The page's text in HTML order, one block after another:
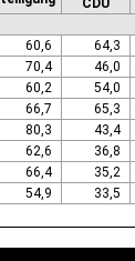
CDU
60,6 64,3
70,4 46,0
60,2 54,0
66,7 65,3
80,3 43,4
62,6 36,8
66,4 35,2
54,9 33,5